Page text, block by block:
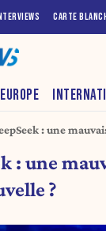
INTERVIEWS CARTE
EUROPE
: une
: une
?